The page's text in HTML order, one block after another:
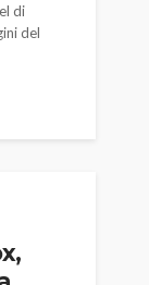
di
del